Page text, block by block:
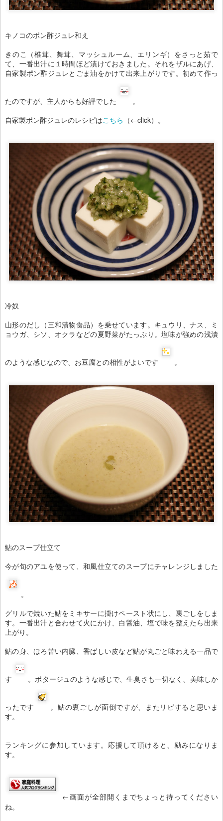
キノコのポン酢ジュレ和え
きのこ（椎茸、舞茸、マッシュルーム、エリンギ）をさっと茹で
て、一番出汁に１時間ほど漬けておきました。それをザルにあげ、
自家製ポン酢ジュレとごま油をかけて出来上がりです。初めて作っ
たのですが、主人からも好評でした
。
自家製ポン酢ジュレのレシピはこちら （←click）。
冷奴
山形のだし（三和漬物食品）を乗せています。キュウリ、ナス、ミ
ョウガ、シソ、オクラなどの夏野菜がたっぷり。塩味が強めの浅漬
のような感じなので、お豆腐との相性がよいです 。
鮎のスープ仕立て
今が旬のアユを使って、和風仕立てのスープにチャレンジしました
。
グリルで焼いた鮎をミキサーに掛けペースト状にし、裏ごしをしま
す。一番出汁と合わせて火にかけ、白醤油、塩で味を整えたら出来
上がり。
鮎の身、ほろ苦い内臓、香ばしい皮など鮎が丸ごと味わえる一品で
す 。ポタージュのような感じで、生臭さも一切なく、美味しか
ったです
。鮎の裏ごしが面倒ですが、またリピすると思いま
す。
ランキングに参加しています。応援して頂けると、励みになりま
す。
←画面が全部開くまでちょっと待ってください
ね。